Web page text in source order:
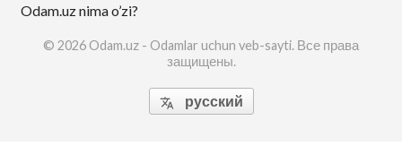
Odam.uz nima o’zi?
© 2026 Odam.uz - Odamlar uchun veb-sayti. Все права
защищены.
 русский